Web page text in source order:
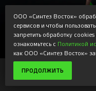
НАЖАТИЯ
И РАВНОМЕРНЫМИ.
СТЕПЕНИ, ЧТО Я
ПРОСТО ИГРАЮ.
ООО «Синтез Восток»
сервисов и чтобы
запретить обработку
ознакомьтесь с Политикой
как ООО «Синтез Восток»
ПРОДОЛЖИТЬ
20 999 ₽24 499 ₽
или от 3 500 ₽/мес.